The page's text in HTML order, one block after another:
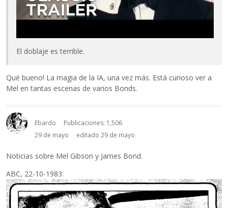
El doblaje es terrible.
Qué bueno! La magia de la IA, una vez más. Está curioso ver a
Mel en tantas escenas de varios Bonds.
Ebardo
Publicaciones: 1,506
29 de mayo
editado 29 de mayo
Noticias sobre Mel Gibson y James Bond.
ABC, 22-10-1983: